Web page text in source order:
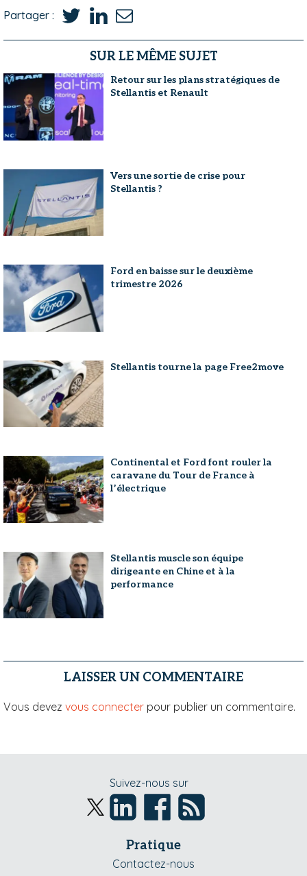
Partager :
SUR LE MÊME SUJET
Retour sur les plans stratégiques de
Stellantis et Renault
Vers une sortie de crise pour
Stellantis ?
Ford en baisse sur le deuxième
trimestre 2026
Stellantis tourne la page Free2move
Continental et Ford font rouler la
caravane du Tour de France à
l’électrique
Stellantis muscle son équipe
dirigeante en Chine et à la
performance
LAISSER UN COMMENTAIRE
Vous devez vous connecter pour publier un commentaire.
Suivez-nous sur
Pratique
Contactez-nous